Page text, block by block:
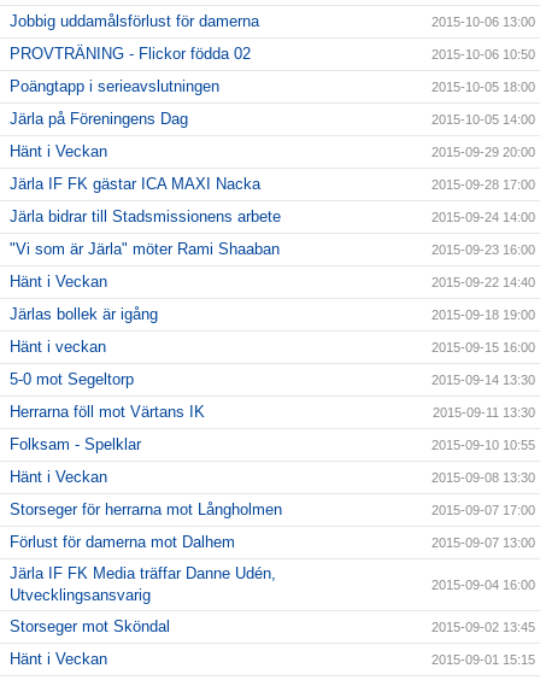
Jobbig uddamålsförlust för damerna 2015-10-06 13:00
PROVTRÄNING - Flickor födda 02 2015-10-06 10:50
Poängtapp i serieavslutningen 2015-10-05 18:00
Järla på Föreningens Dag 2015-10-05 14:00
Hänt i Veckan 2015-09-29 20:00
Järla IF FK gästar ICA MAXI Nacka 2015-09-28 17:00
Järla bidrar till Stadsmissionens arbete 2015-09-24 14:00
"Vi som är Järla" möter Rami Shaaban 2015-09-23 16:00
Hänt i Veckan 2015-09-22 14:40
Järlas bollek är igång 2015-09-18 19:00
Hänt i veckan 2015-09-15 16:00
5-0 mot Segeltorp 2015-09-14 13:30
Herrarna föll mot Värtans IK 2015-09-11 13:30
Folksam - Spelklar 2015-09-10 10:55
Hänt i Veckan 2015-09-08 13:30
Storseger för herrarna mot Långholmen 2015-09-07 17:00
Förlust för damerna mot Dalhem 2015-09-07 13:00
Järla IF FK Media träffar Danne Udén,
Utvecklingsansvarig
2015-09-04 16:00
Storseger mot Sköndal 2015-09-02 13:45
Hänt i Veckan 2015-09-01 15:15